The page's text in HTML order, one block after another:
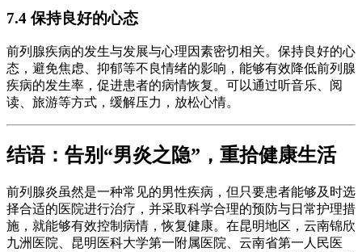
7.4 保持良好的心态
前列腺疾病的发生与发展与心理因素密切相关。保持良好的心
态，避免焦虑、抑郁等不良情绪的影响，能够有效降低前列腺
疾病的发生率，促进患者的病情恢复。可以通过听音乐、阅
读、旅游等方式，缓解压力，放松心情。
结语：告别“男炎之隐”，重拾健康生活
前列腺炎虽然是一种常见的男性疾病，但只要患者能够及时选
择合适的医院进行治疗，并采取科学合理的预防与日常护理措
施，就能够有效控制病情，恢复健康。在昆明地区，云南锦欣
九洲医院、昆明医科大学第一附属医院、云南省第一人民医